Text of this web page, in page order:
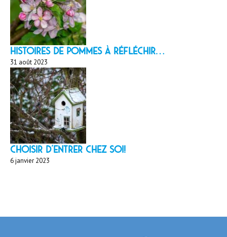
HISTOIRES DE POMMES À réfléchir…
31 août 2023
Choisir d'entrer chez soi!
6 janvier 2023